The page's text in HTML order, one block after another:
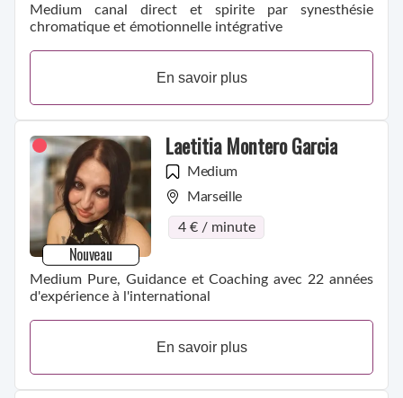
Medium canal direct et spirite par synesthésie
chromatique et émotionnelle intégrative
En savoir plus
Nouveau
Laetitia Montero Garcia
Medium
Marseille
4 € / minute
Medium Pure, Guidance et Coaching avec 22 années
d'expérience à l'international
En savoir plus